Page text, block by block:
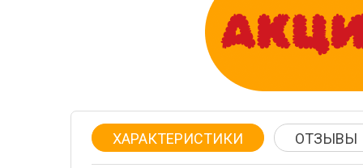
ХАРАКТЕРИСТИКИ ОТЗЫВЫ